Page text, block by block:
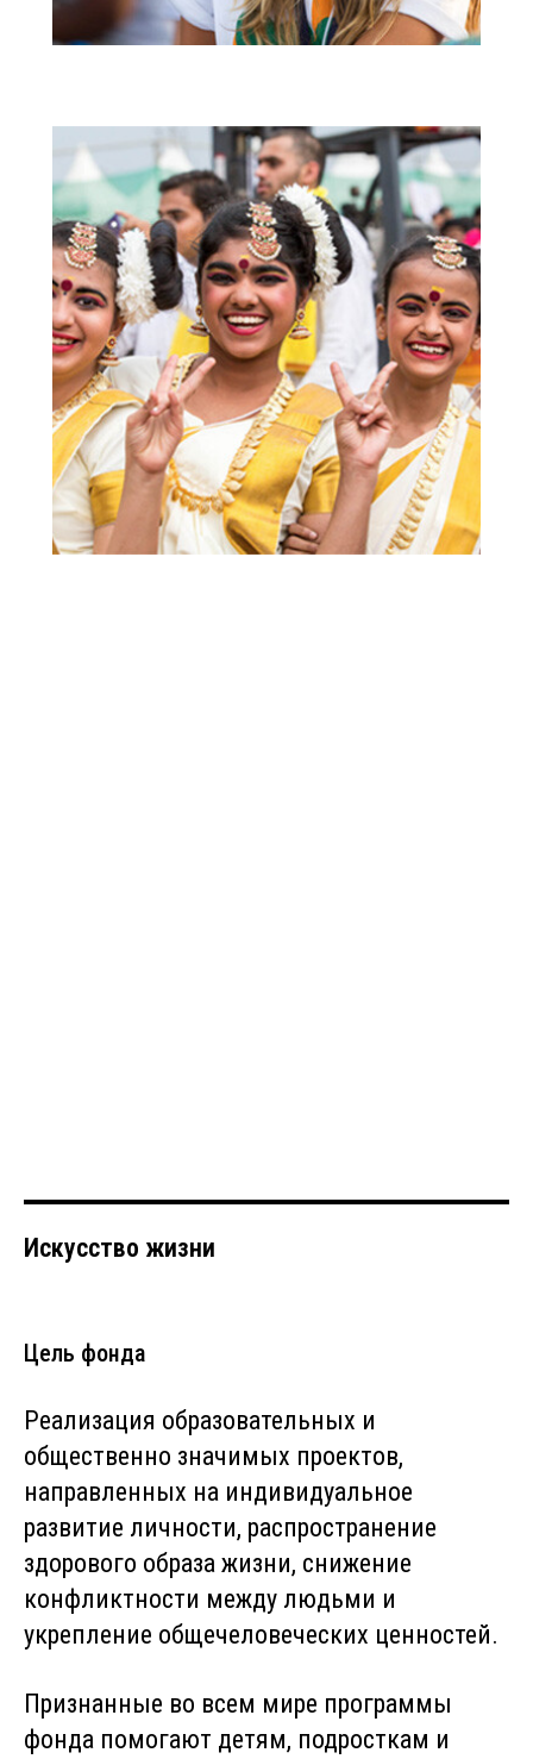
Искусство жизни
Цель фонда
Реализация образовательных и
общественно значимых проектов,
направленных на индивидуальное
развитие личности, распространение
здорового образа жизни, снижение
конфликтности между людьми и
укрепление общечеловеческих ценностей.
Признанные во всем мире программы
фонда помогают детям, подросткам и